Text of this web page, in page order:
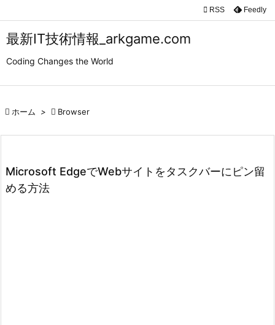
最新IT技術情報_arkgame.com
Coding Changes the World


検索
 RSS Feedly
 ホーム >  Browser
Microsoft EdgeでWebサイトをタスクバーにピン留
める方法